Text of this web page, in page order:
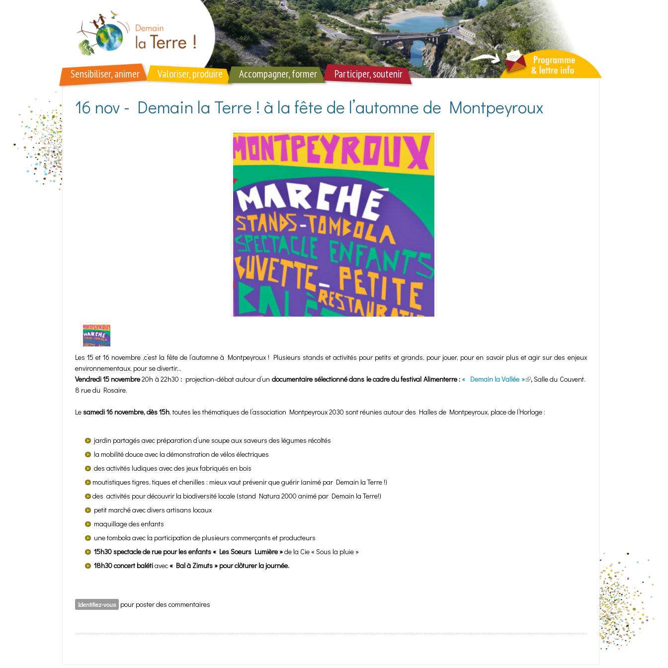
Sensibiliser, animer Valoriser, produire Accompagner, former Participer, soutenir
16 nov - Demain la Terre ! à la fête de l’automne de Montpeyroux
Les 15 et 16 novembre ,c’est la fête de l’automne à Montpeyroux ! Plusieurs stands et activités pour petits et grands, pour jouer, pour en savoir plus et agir sur des enjeux
environnementaux, pour se divertir...
Vendredi 15 novembre20h à 22h30 : projection-débat autour d’un documentaire sélectionné dans le cadre du festival Alimenterre :« Demain la Vallée »(link is external)
,Salle du Couvent.
8 rue du Rosaire.
Lesamedi 16 novembre,dès 15h, toutes les thématiques de l’association Montpeyroux 2030 sont réunies autour des Halles de Montpeyroux, place de l’Horloge :
jardin partagés avec préparation d’une soupe aux saveurs des légumes récoltés
la mobilité douce avec la démonstration de vélos électriques
des activités ludiques avec des jeux fabriqués en bois
moutistiques tigres, tiques et chenilles : mieux vaut prévenir que guérir (animé par Demain la Terre !)
des activités pour découvrir la biodiversité locale (stand Natura 2000 animé par Demain la Terre!)
petit marché avec divers artisans locaux
maquillage des enfants
une tombola avec la participation de plusieurs commerçants et producteurs
15h30 spectacle de rue pour les enfants « Les Soeurs Lumière »de la Cie « Sous la pluie »
18h30concert balétiavec« Bal à Zimuts » pour clôturer la journée.
Identifiez-vous pour poster des commentaires